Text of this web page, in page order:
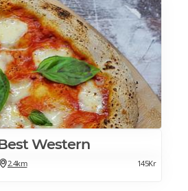
Western
2.4km 145Kr